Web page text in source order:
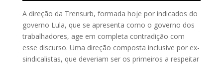
A direção da Trensurb, formada hoje por indicados do
governo Lula, que se apresenta como o governo dos
trabalhadores, age em completa contradição com
esse discurso. Uma direção composta inclusive por ex-
sindicalistas, que deveriam ser os primeiros a respeitar